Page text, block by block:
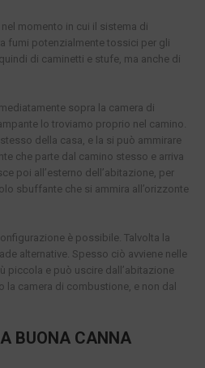
momento in cui il sistema di
fumi potenzialmente tossici per gli
di caminetti e stufe, ma anche di
sopra la camera di
lo troviamo proprio nel camino.
della casa, e la si può ammirare
che parte dal camino stesso e arriva
poi all’esterno dell’abitazione, per
sbuffante che si ammira all’orizzonte
è possibile. Talvolta la
alternative. Spesso ciò avviene nelle
piccola e può uscire dall’abitazione
la camera di combustione, e non dal
BUONA CANNA